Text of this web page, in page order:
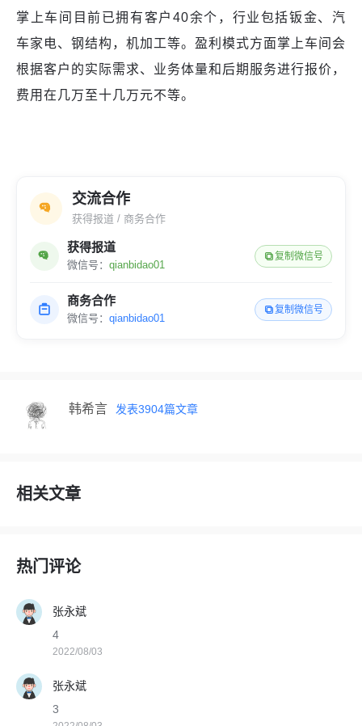
掌上车间目前已拥有客户40余个，行业包括钣金、汽
车家电、钢结构，机加工等。盈利模式方面掌上车间会
根据客户的实际需求、业务体量和后期服务进行报价，
费用在几万至十几万元不等。
交流合作
获得报道 / 商务合作
获得报道
微信号： qianbidao01
复制微信号
商务合作
微信号： qianbidao01
复制微信号
韩希言 发表3904篇文章
相关文章
热门评论
张永斌
4
2022/08/03
张永斌
3